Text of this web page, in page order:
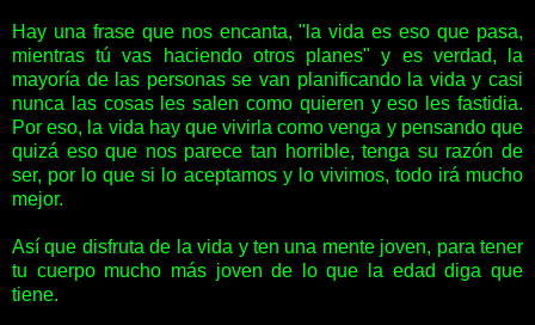
Hay una frase que nos encanta, "la vida es eso que pasa,
mientras tú vas haciendo otros planes" y es verdad, la
mayoría de las personas se van planificando la vida y casi
nunca las cosas les salen como quieren y eso les fastidia.
Por eso, la vida hay que vivirla como venga y pensando que
quizá eso que nos parece tan horrible, tenga su razón de
ser, por lo que si lo aceptamos y lo vivimos, todo irá mucho
mejor.
Así que disfruta de la vida y ten una mente joven, para tener
tu cuerpo mucho más joven de lo que la edad diga que
tiene.